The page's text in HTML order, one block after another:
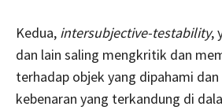
Kedua, intersubjective-testability,
dan lain saling mengkritik dan
terhadap objek yang dipahami
kebenaran yang terkandung di